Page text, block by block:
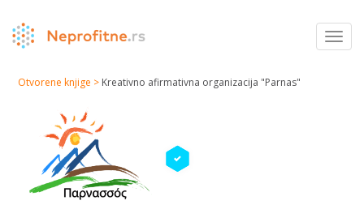
Otvorene knjige > Kreativno afirmativna organizacija "Parnas"